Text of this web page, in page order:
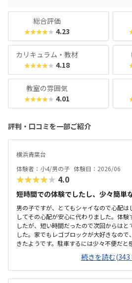
総合評価
★★★★★ 4.23
カリキュラム・教材
★★★★★ 4.18
教室の雰囲気
★★★★★ 4.01
評判・口コミを一部ご紹介
横浜青葉台
体験者：小4/男の子 体験日：2026/06
★★★★★ 4.0
短時間での体験でしたし、少々簡単
男の子ですが、とてもシャイなので心配は
してその心配が安心に代わりました。体
したが、短い時間だったので次回からは
した。家でもレゴブロックが大好きなの
きたようです。駐車するには少々不便だと
の送迎だけになるので問題ないと感じまし
なので問題ないです落ち着いた雰囲気でし
の人数には狭いのではないかと思いまし
は90分ではなく120分だといいかなと、プ
続きを読む(343